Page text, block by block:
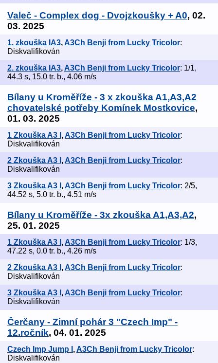
Valeč - Complex dog - Dvojzkoušky + A0, 02.
03. 2025
1. zkouška IA3,A3Ch Benji from Lucky Tricolor:
Diskvalifikován
2. zkouška IA3, A3Ch Benji from Lucky Tricolor: 1/1,
44.3 s, 15.0 tr. b., 4.06 m/s
Bílany u Kroměříže - 3 x zkouška A1,A3,A2
chovatelské potřeby Komínek Mostkovice,
01. 03. 2025
1 Zkouška A3 I ,A3Ch Benji from Lucky Tricolor:
Diskvalifikován
2 Zkouška A3 I , A3Ch Benji from Lucky Tricolor:
Diskvalifikován
3 Zkouška A3 I ,A3Ch Benji from Lucky Tricolor: 2/5,
44.52 s, 5.0 tr. b., 4.51 m/s
Bílany u Kroměříže - 3x zkouška A1,A3,A2,
25. 01. 2025
1 Zkouška A3 I , A3Ch Benji from Lucky Tricolor: 1/3,
47.22 s, 0.0 tr. b., 4.26 m/s
2 Zkouška A3 I ,A3Ch Benji from Lucky Tricolor:
Diskvalifikován
3 Zkouška A3 I , A3Ch Benji from Lucky Tricolor:
Diskvalifikován
Čerčany - Zimní pohár 3 "Czech Imp" -
12.ročník, 04. 01. 2025
Czech Imp Jump I ,A3Ch Benji from Lucky Tricolor:
Diskvalifikován